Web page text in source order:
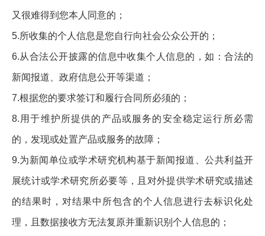
又很难得到您本人同意的；
5.所收集的个人信息是您自行向社会公众公开的；
6.从合法公开披露的信息中收集个人信息的，如：合法的
新闻报道、政府信息公开等渠道；
7.根据您的要求签订和履行合同所必须的；
8.用于维护所提供的产品或服务的安全稳定运行所必需
的，发现或处置产品或服务的故障；
9.为新闻单位或学术研究机构基于新闻报道、公共利益开
展统计或学术研究所必要等，且对外提供学术研究或描述
的结果时，对结果中所包含的个人信息进行去标识化处
理，且数据接收方无法复原并重新识别个人信息的；